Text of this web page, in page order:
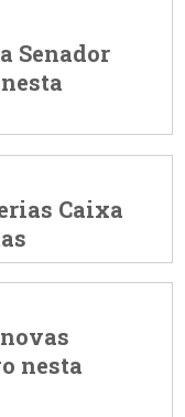
Senador
Caixa
nesta